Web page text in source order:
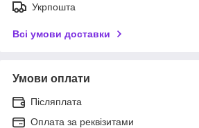
Укрпошта
Всі умови доставки
Умови оплати
Післяплата
Оплата за реквізитами